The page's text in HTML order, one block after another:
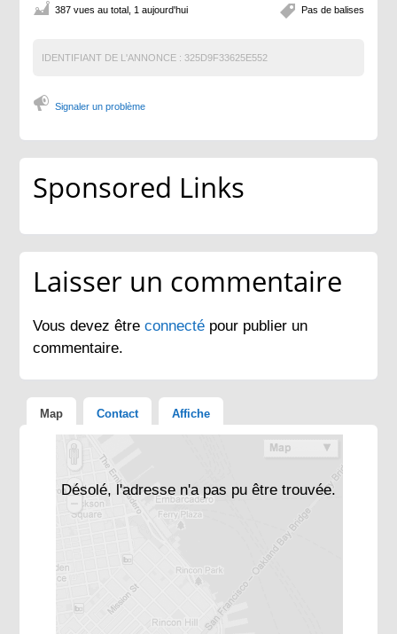
Pas de balises
387 vues au total, 1 aujourd'hui
IDENTIFIANT DE L'ANNONCE : 325D9F33625E552
Signaler un problème
Sponsored Links
Laisser un commentaire
Vous devez êtreconnecté pour publier un
commentaire.
Map Contact Affiche
Désolé, l'adresse n'a pas pu être trouvée.